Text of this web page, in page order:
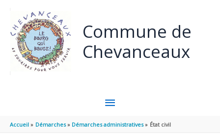
Commune de
Chevanceaux
MENU
PRINCIPAL
Accueil Démarches Démarches administratives État civil